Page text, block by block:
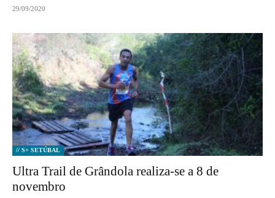
29/09/2020
// S+ SETÚBAL
Ultra Trail de Grândola realiza-se a 8 de
novembro